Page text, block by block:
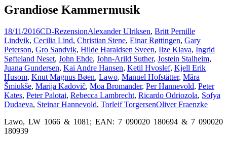
Grandiose Kammermusik
18/11/2016CD-RezensionAlexander Ulriksen, Britt Pernille
Lindvik, Cecilia Lind, Christian Stene, Einar Røttingen, Gary
Peterson, Gro Sandvik, Hilde Haraldsen Sveen, Ilze Klava, Ingrid
Søfteland Neset, John Ehde, John-Arild Suther, Jostein Stalheim,
Juana Gundersen, Kai Andre Hansen, Ketil Hvoslef, Kjell Erik
Husom, Knut Magnus Bøen, Lawo, Manuel Hofstätter, Măra
Šmiukše, Marija Kadovič, Moa Bromander, Per Hannevold, Peter
Kates, Peter Palotai, Rebecca Lambrecht, Ricardo Odriozola, Sofya
Dudaeva, Steinar Hannevold, Torleif TorgersenOliver Fraenzke
Lawo, LW 1066 & 1081; EAN: 7 090020 180694 & 7 090020
180939